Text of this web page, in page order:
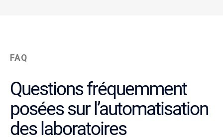
FAQ
Questions fréquemment
posées sur l’automatisation
des laboratoires